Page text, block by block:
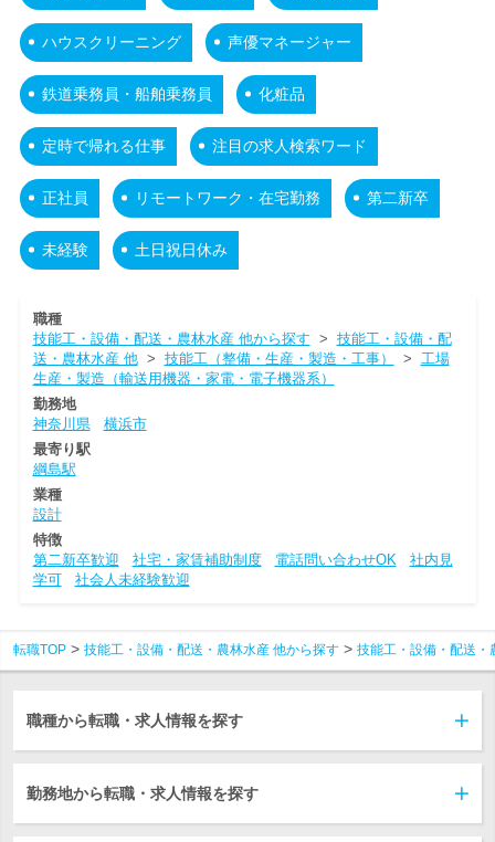
ハウスクリーニング 声優マネージャー
鉄道乗務員・船舶乗務員 化粧品
定時で帰れる仕事 注目の求人検索ワード
正社員 リモートワーク・在宅勤務 第二新卒
未経験 土日祝日休み
職種
技能工・設備・配送・農林水産 他から探す > 技能工・設備・配
送・農林水産 他> 技能工（整備・生産・製造・工事） > 工場
生産・製造（輸送用機器・家電・電子機器系）
勤務地
神奈川県
横浜市
最寄り駅
綱島駅
業種
設計
特徴
第二新卒歓迎
社宅・家賃補助制度 電話問い合わせOK
社内見
学可
社会人未経験歓迎
転職TOP 技能工・設備・配送・農林水産 他から探す 技能工・設備・配送・
職種から転職・求人情報を探す
勤務地から転職・求人情報を探す